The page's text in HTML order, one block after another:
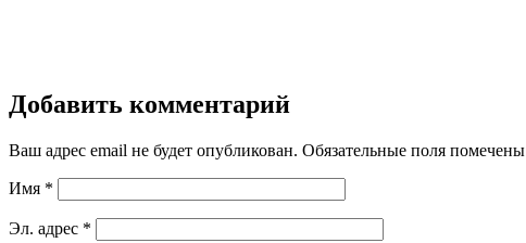
Добавить комментарий
Ваш адрес email не будет опубликован. Обязательные поля помечены
Имя *
Эл. адрес *